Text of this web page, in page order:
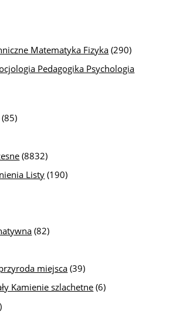
Matematyka Fizyka (290)
Pedagogika Psychologia
(85)
(8832)
Listy (190)
(82)
miejsca (39)
Kamienie szlachetne (6)